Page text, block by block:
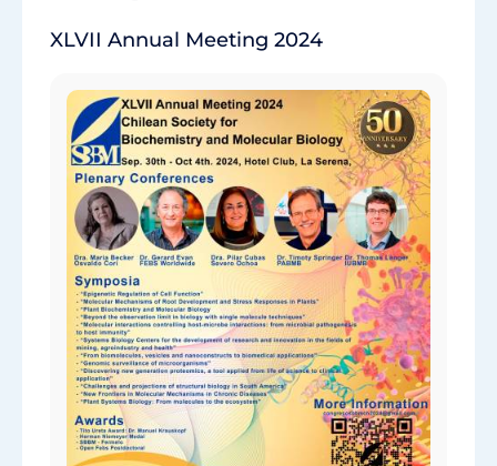
XLVII Annual Meeting 2024